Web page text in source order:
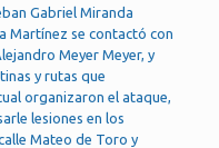
Gabriel Miranda
Martínez se contactó con
Meyer Meyer, y
y rutas que
organizaron el ataque,
lesiones en los
Mateo de Toro y